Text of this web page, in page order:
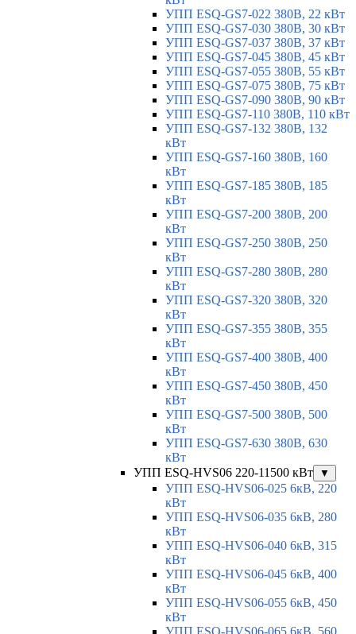
УПП ESQ-GS7-022 380В, 22 кВт
УПП ESQ-GS7-030 380В, 30 кВт
УПП ESQ-GS7-037 380В, 37 кВт
УПП ESQ-GS7-045 380В, 45 кВт
УПП ESQ-GS7-055 380В, 55 кВт
УПП ESQ-GS7-075 380В, 75 кВт
УПП ESQ-GS7-090 380В, 90 кВт
УПП ESQ-GS7-110 380В, 110 кВт
УПП ESQ-GS7-132 380В, 132
кВт
УПП ESQ-GS7-160 380В, 160
кВт
УПП ESQ-GS7-185 380В, 185
кВт
УПП ESQ-GS7-200 380В, 200
кВт
УПП ESQ-GS7-250 380В, 250
кВт
УПП ESQ-GS7-280 380В, 280
кВт
УПП ESQ-GS7-320 380В, 320
кВт
УПП ESQ-GS7-355 380В, 355
кВт
УПП ESQ-GS7-400 380В, 400
кВт
УПП ESQ-GS7-450 380В, 450
кВт
УПП ESQ-GS7-500 380В, 500
кВт
УПП ESQ-GS7-630 380В, 630
кВт
УПП ESQ-HVS06 220-11500 кВт
▼
УПП ESQ-HVS06-025 6кВ, 220
кВт
УПП ESQ-HVS06-035 6кВ, 280
кВт
УПП ESQ-HVS06-040 6кВ, 315
кВт
УПП ESQ-HVS06-045 6кВ, 400
кВт
УПП ESQ-HVS06-055 6кВ, 450
кВт